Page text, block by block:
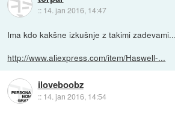
:: 14. jan 2016, 14:47
Ima kdo kakšne izkušnje z takimi zadevami...
http://www.aliexpress.com/item/Haswell-...
iloveboobz
:: 14. jan 2016, 14:54